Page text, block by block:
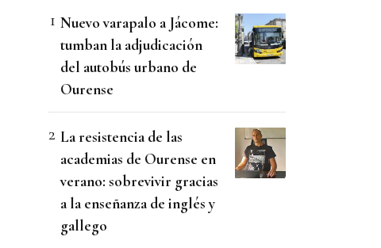
Nuevo varapalo a Jácome:
tumban la adjudicación
del autobús urbano de
Ourense
La resistencia de las
academias de Ourense en
verano: sobrevivir gracias
a la enseñanza de inglés y
gallego